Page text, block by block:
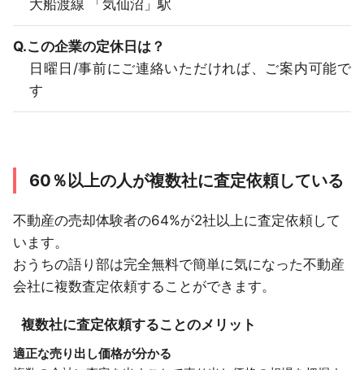
大船渡線 「気仙沼」駅
Q.この企業の定休日は？
日曜日/事前にご連絡いただければ、ご案内可能で
す
60％以上の人が複数社に査定依頼している
不動産の売却体験者の64%が2社以上に査定依頼して
います。
おうちの語り部は完全無料で簡単に気になった不動産
会社に複数査定依頼することができます。
複数社に査定依頼することのメリット
適正な売り出し価格が分かる